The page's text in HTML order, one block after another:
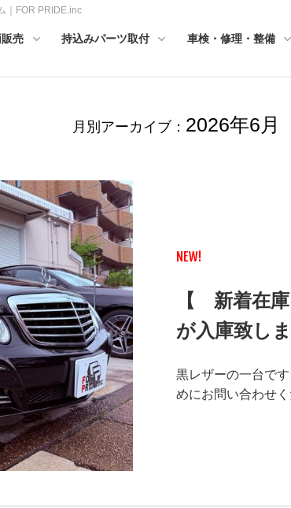
｜FOR PRIDE.inc
売 持込みパーツ取付 車検・修理・整備
月別アーカイブ： 2026年6月
NEW!
【 新着在
が入庫致し
黒レザーの一台で
めにお問い合わせ